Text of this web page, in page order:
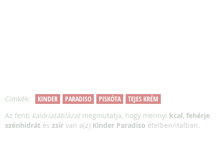
Címkék: KINDER PARADISO PISKÓTA
TEJES KRÉM
Az fenti kalóriatáblázatmegmutatja, hogy mennyi kcal, fehérje,
szénhidrát és zsír van a(z) Kinder Paradiso ételben/italban.